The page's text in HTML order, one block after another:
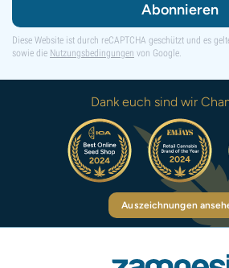
Abonnieren
Diese Website ist durch reCAPTCHA geschützt und es
sowie die Nutzungsbedingungen von Google.
Dank euch sind wir
Auszeichnungen